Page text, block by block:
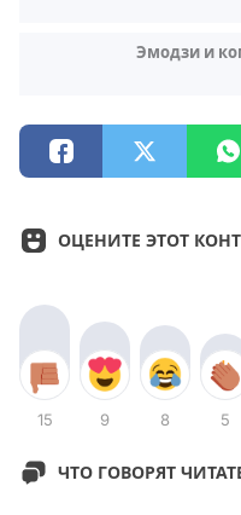
Эмодзи и
ОЦЕНИТЕ ЭТОТ
15 9 8 5
ЧТО ГОВОРЯТ